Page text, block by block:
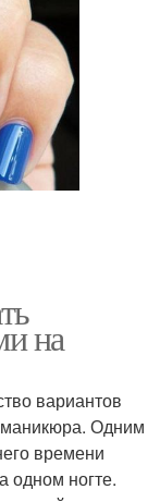
на
вариантов
маникюра. Одним
времени
одном ногте.